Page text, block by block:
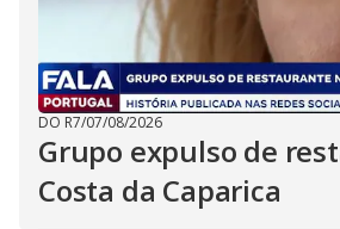
DO R7/07/08/2026
Grupo expulso de
Costa da Caparica